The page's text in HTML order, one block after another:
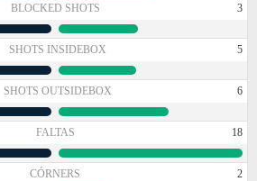
BLOCKED SHOTS 3
SHOTS INSIDEBOX 5
SHOTS OUTSIDEBOX 6
FALTAS 18
CÓRNERS 2